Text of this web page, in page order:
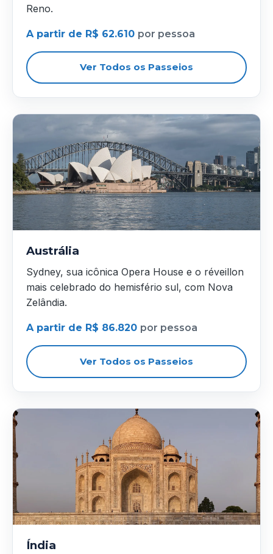
Reno.
A partir de R$ 62.610 por pessoa
Ver Todos os Passeios
Austrália
Sydney, sua icônica Opera House e o réveillon
mais celebrado do hemisfério sul, com Nova
Zelândia.
A partir de R$ 86.820 por pessoa
Ver Todos os Passeios
Índia